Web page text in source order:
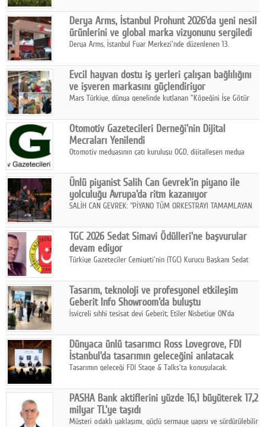
Google Plus
© 2026 TÜM HAKLARI SAKLIDIR
Midilli hattının resmi açılışı gerçekleştirildi.
Derya Arms, İstanbul Prohunt 2026'da yeni nesil
ürünlerini ve global marka vizyonunu sergiledi
Derya Arms, İstanbul Fuar Merkezi'nde düzenlenen 13.
Fuarı'nda sektör profesyonelleri, iş ortakları, bayiler ve son
kullanıcılarla bir araya geldi.
Evcil hayvan dostu iş yerleri çalışan bağlılığını
ve işveren markasını güçlendiriyor
Mars Türkiye, dünya genelinde kutlanan "Köpeğini İşe Götür
çalışan bağlılığı, iyi olma hali ve işveren markası üzerindeki
etkisine dikkat çekti.
Otomotiv Gazetecileri Derneği'nin Dijital
Mecraları Yenilendi
Otomotiv medyasının çatı kuruluşu OGD, dijitalleşen medya
hedefiyle internet sitesini ve sosyal medya kanallarını yeniledi.
Ünlü piyanist Salih Can Gevrek'in piyano ile
yolculuğu Avrupa'da ritm kazanıyor
SALİH CAN GEVREK: “PİYANO TÜM ORKESTRAYI TAMAMLAYAN
ETKİ YARATIYOR"
TGC 2026 Sedat Simavi Ödülleri'ne başvurular
devam ediyor
Türkiye Gazeteciler Cemiyeti'nin (TGC) Kurucu Başkanı Sedat
Tasarım, teknoloji ve profesyonel etkileşim
Geberit Info Showroom'da buluştu
İsviçreli sıhhi tesisat devi Geberit; Etiler Nisbetiye ON'da
ortaklığıyla özel bir davete ev sahipliği yaptı.
Dünyaca ünlü tasarımcı Ross Lovegrove, FDI
İstanbul'da tasarımın geleceğini anlatacak
Tasarımın geleceği FDI Stage & Talks'ta konuşulacak.
PASHA Bank aktiflerini yüzde 16,1 büyüterek 17,2
milyar TL'ye taşıdı
Müşteri odaklı yaklaşımı, güçlü sermaye yapısı ve sürdürülebilir